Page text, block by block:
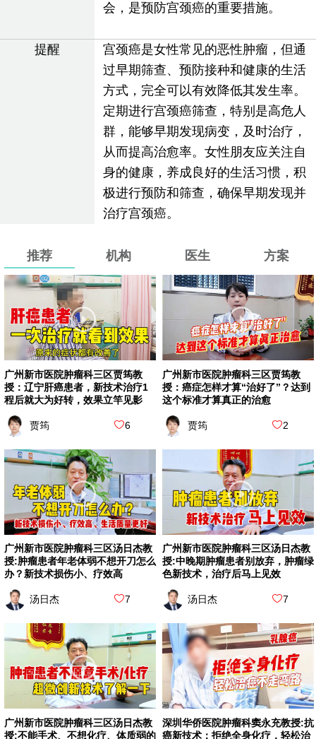
会，是预防宫颈癌的重要措施。
提醒
宫颈癌是女性常见的恶性肿瘤，但通
过早期筛查、预防接种和健康的生活
方式，完全可以有效降低其发生率。
定期进行宫颈癌筛查，特别是高危人
群，能够早期发现病变，及时治疗，
从而提高治愈率。女性朋友应关注自
身的健康，养成良好的生活习惯，积
极进行预防和筛查，确保早期发现并
治疗宫颈癌。
推荐 机构 医生 方案
广州新市医院肿瘤科三区贾筠教
授：辽宁肝癌患者，新技术治疗1
程后就大为好转，效果立竿见影
贾筠 6
广州新市医院肿瘤科三区汤日杰教
授:肿瘤患者年老体弱不想开刀怎么
办？新技术损伤小、疗效高
汤日杰 7
广州新市医院肿瘤科三区汤日杰教
授:不能手术、不想化疗、体质弱的
广州新市医院肿瘤科三区贾筠教
授：癌症怎样才算“治好了”？达到
这个标准才算真正的治愈
贾筠 2
广州新市医院肿瘤科三区汤日杰教
授:中晚期肿瘤患者别放弃，肿瘤绿
色新技术，治疗后马上见效
汤日杰 7
深圳华侨医院肿瘤科窦永充教授:抗
癌新技术：拒绝全身化疗，轻松治